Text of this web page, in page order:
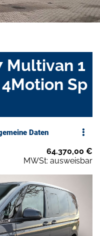
Multivan 1
Sp
Daten
64.370,00 €
MWSt: ausweisbar